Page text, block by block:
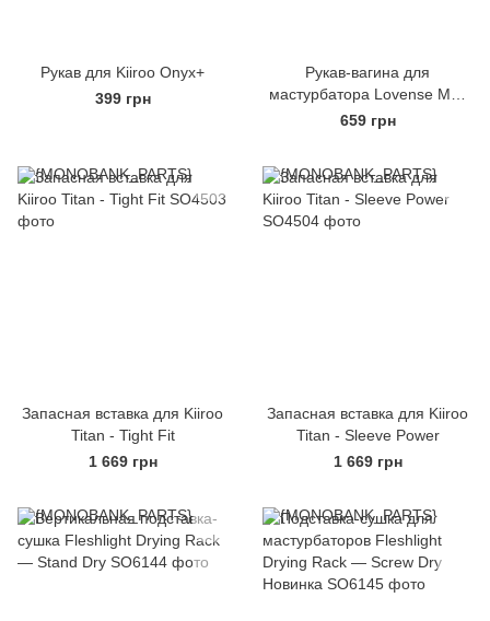
Рукав для Kiiroo Onyx+
399 грн
Рукав-вагина для
мастурбатора Lovense Max
2
659 грн
Запасная вставка для Kiiroo
Titan - Tight Fit
1 669 грн
Запасная вставка для Kiiroo
Titan - Sleeve Power
1 669 грн